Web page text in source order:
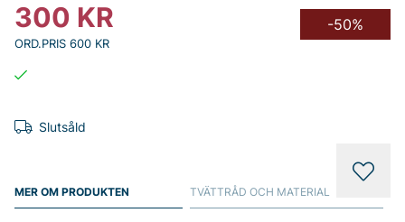
300 KR
ORD.PRIS 600 KR
-50%
Slutsåld
MER OM PRODUKTEN TVÄTTRÅD OCH MATERIAL